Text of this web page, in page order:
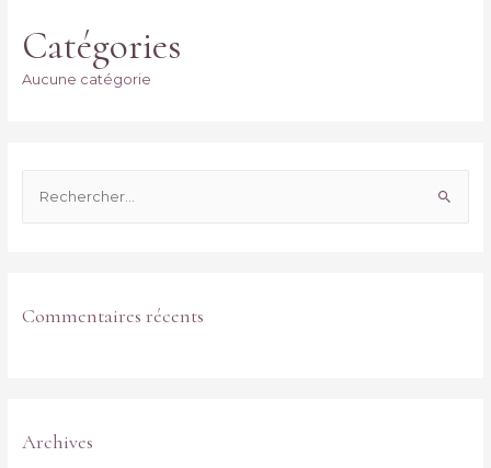
Catégories
Aucune catégorie
rCommentaires récents
Archives